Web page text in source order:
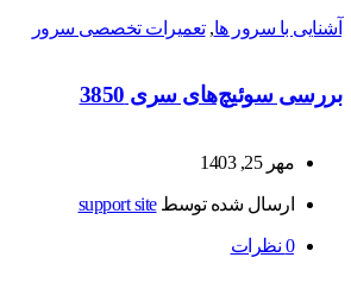
آشنایی با سرور ها,تعمیرات تخصصی سرور
بررسی سوئیچ‌های سری 3850
مهر 25, 1403
ارسال شده توسطsupport site
0 نظرات